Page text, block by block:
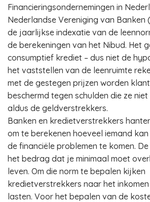
Financieringsondernemingen in
Nederlandse Vereniging van Banken
de jaarlijkse indexatie van de
de berekeningen van het Nibud. Het
consumptief krediet – dus niet de
het vaststellen van de leenruimte
met de gestegen prijzen worden
beschermd tegen schulden die ze
aldus de geldverstrekkers.
Banken en kredietverstrekkers
om te berekenen hoeveel iemand
de financiële problemen te komen.
het bedrag dat je minimaal moet
leven. Om die norm te bepalen kijken
kredietverstrekkers naar het
lasten. Voor het bepalen van de